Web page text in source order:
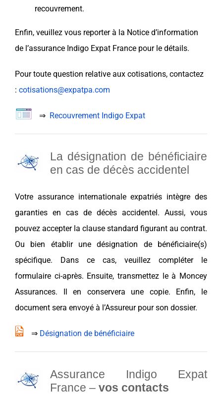
recouvrement.
Enfin, veuillez vous reporter à la Notice d’information
de l’assurance Indigo Expat France pour le détails.
Pour toute question relative aux cotisations, contactez
: cotisations@expatpa.com
⇒ Recouvrement Indigo Expat
La désignation de bénéficiaire
en cas de décès accidentel
Votre assurance internationale expatriés intègre des
garanties en cas de décès accidentel. Aussi, vous
pouvez accepter la clause standard figurant au contrat.
Ou bien établir une désignation de bénéficiaire(s)
spécifique. Dans ce cas, veuillez compléter le
formulaire ci-après. Ensuite, transmettez le à Moncey
Assurances. Il en conservera une copie. Enfin, le
document sera envoyé à l’Assureur pour son dossier.
⇒ Désignation de bénéficiaire
Assurance Indigo Expat
France – vos contacts